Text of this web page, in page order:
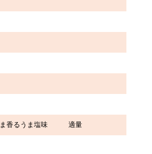
ま香るうま塩味 適量